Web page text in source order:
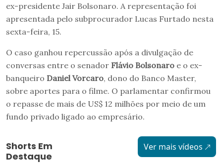
ex-presidente Jair Bolsonaro. A representação foi
apresentada pelo subprocurador Lucas Furtado nesta
sexta-feira, 15.
O caso ganhou repercussão após a divulgação de
conversas entre o senador Flávio Bolsonaro e o ex-
banqueiro Daniel Vorcaro, dono do Banco Master,
sobre aportes para o filme. O parlamentar confirmou
o repasse de mais de US$ 12 milhões por meio de um
fundo privado ligado ao empresário.
Shorts Em
Destaque
Ver mais vídeos